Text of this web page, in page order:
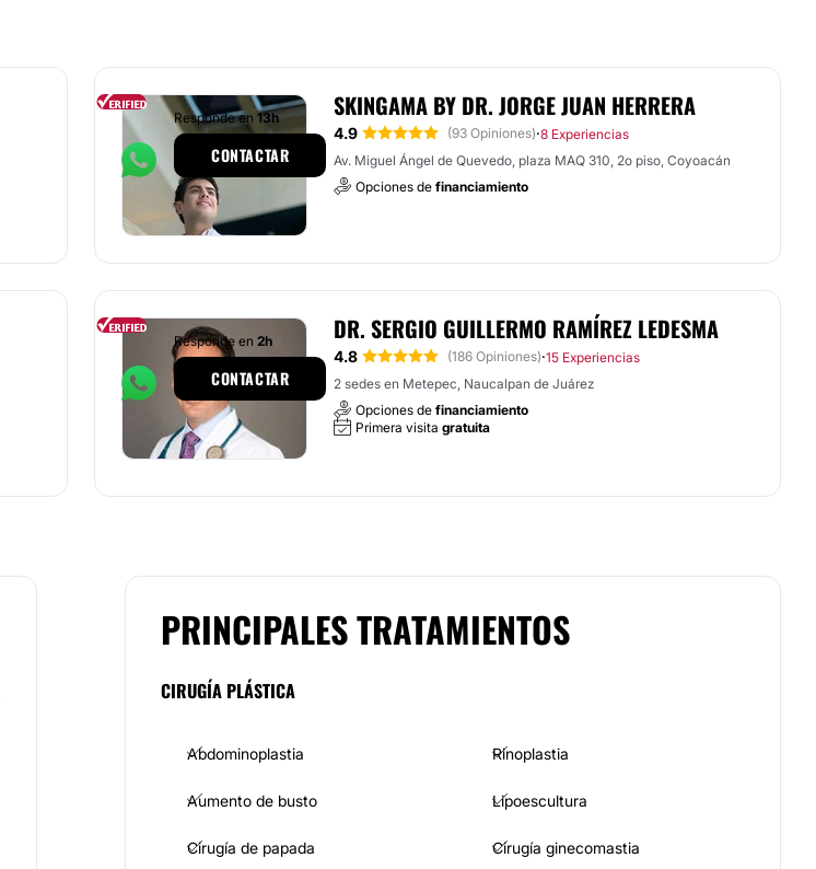
SKINGAMA BY DR. JORGE JUAN HERRERA
4.9 (93 Opiniones)·8 Experiencias
Av. Miguel Ángel de Quevedo, plaza MAQ 310, 2o piso, Coyoacán
Opciones de financiamiento
Responde en 13h
CONTACTAR
DR. SERGIO GUILLERMO RAMÍREZ LEDESMA
4.8 (186 Opiniones)·15 Experiencias
2 sedes en Metepec, Naucalpan de Juárez
Opciones de financiamiento
Primera visita gratuita
Responde en 2h
CONTACTAR
PRINCIPALES TRATAMIENTOS
CIRUGÍA PLÁSTICA
Abdominoplastia Rinoplastia
Aumento de busto Lipoescultura
Cirugía de papada Cirugía ginecomastia